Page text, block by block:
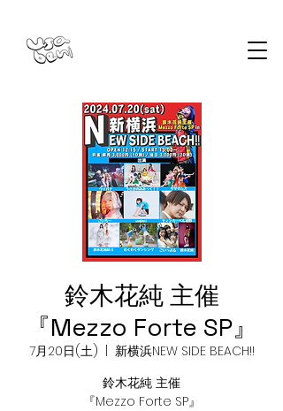
鈴木花純 主催
『Mezzo Forte SP』
7月20日(土)
新横浜NEW SIDE BEACH!!
鈴木花純 主催
『Mezzo Forte SP』